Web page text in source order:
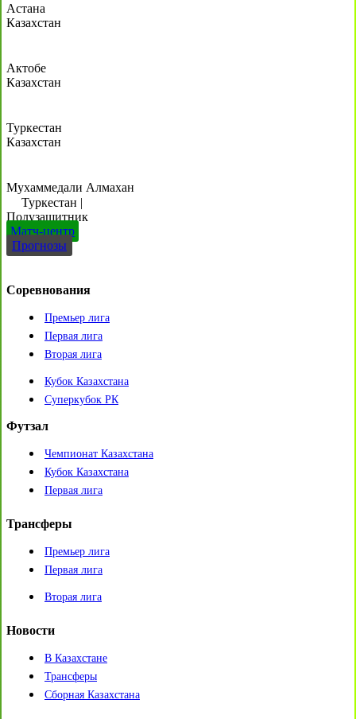
Астана
Казахстан
Актобе
Казахстан
Туркестан
Казахстан
Мухаммедали Алмахан
Туркестан |
Полузащитник
Матч-центр
Прогнозы
Соревнования
Премьер лига
Первая лига
Вторая лига
Кубок Казахстана
Суперкубок РК
Футзал
Чемпионат Казахстана
Кубок Казахстана
Первая лига
Трансферы
Премьер лига
Первая лига
Вторая лига
Новости
В Казахстане
Трансферы
Сборная Казахстана